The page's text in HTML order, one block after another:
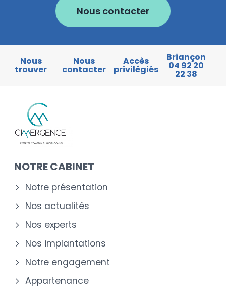
Nous contacter
Nous
trouver
Nous
contacter
Accès
privilégiés
Briançon
04 92 20
22 38
NOTRE CABINET
Notre présentation
Nos actualités
Nos experts
Nos implantations
Notre engagement
Appartenance